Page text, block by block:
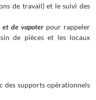
de travail) et le suivi des
de vapoterpour rappeler
de pièces et les locaux
des supports opérationnels